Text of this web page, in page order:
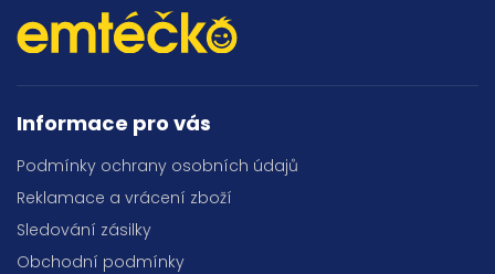
Informace pro vás
Podmínky ochrany osobních údajů
Reklamace a vrácení zboží
Sledování zásilky
Obchodní podmínky